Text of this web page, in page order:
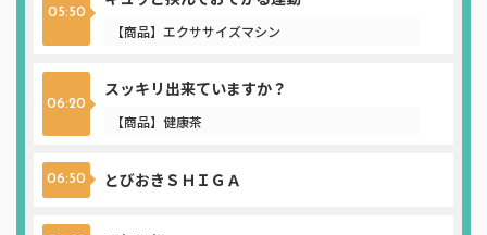
05:50
【商品】エクササイズマシン
06:20
スッキリ出来ていますか？
【商品】健康茶
06:50 とびおきＳＨＩＧＡ